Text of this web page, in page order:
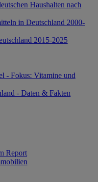
Haushalten nach
in Deutschland 2000-
2015-2025
- Fokus: Vitamine und
- Daten & Fakten
Report